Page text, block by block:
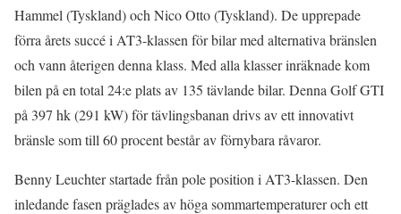
Hammel (Tyskland) och Nico Otto (Tyskland). De upprepade
förra årets succé i AT3-klassen för bilar med alternativa bränslen
och vann återigen denna klass. Med alla klasser inräknade kom
bilen på en total 24:e plats av 135 tävlande bilar. Denna Golf GTI
på 397 hk (291 kW) för tävlingsbanan drivs av ett innovativt
bränsle som till 60 procent består av förnybara råvaror.
Benny Leuchter startade från pole position i AT3-klassen. Den
inledande fasen präglades av höga sommartemperaturer och ett